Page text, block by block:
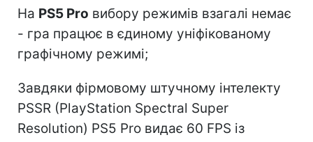
На PS5 Pro вибору режимів взагалі немає
- гра працює в єдиному уніфікованому
графічному режимі;
Завдяки фірмовому штучному інтелекту
PSSR (PlayStation Spectral Super
Resolution) PS5 Pro видає 60 FPS із